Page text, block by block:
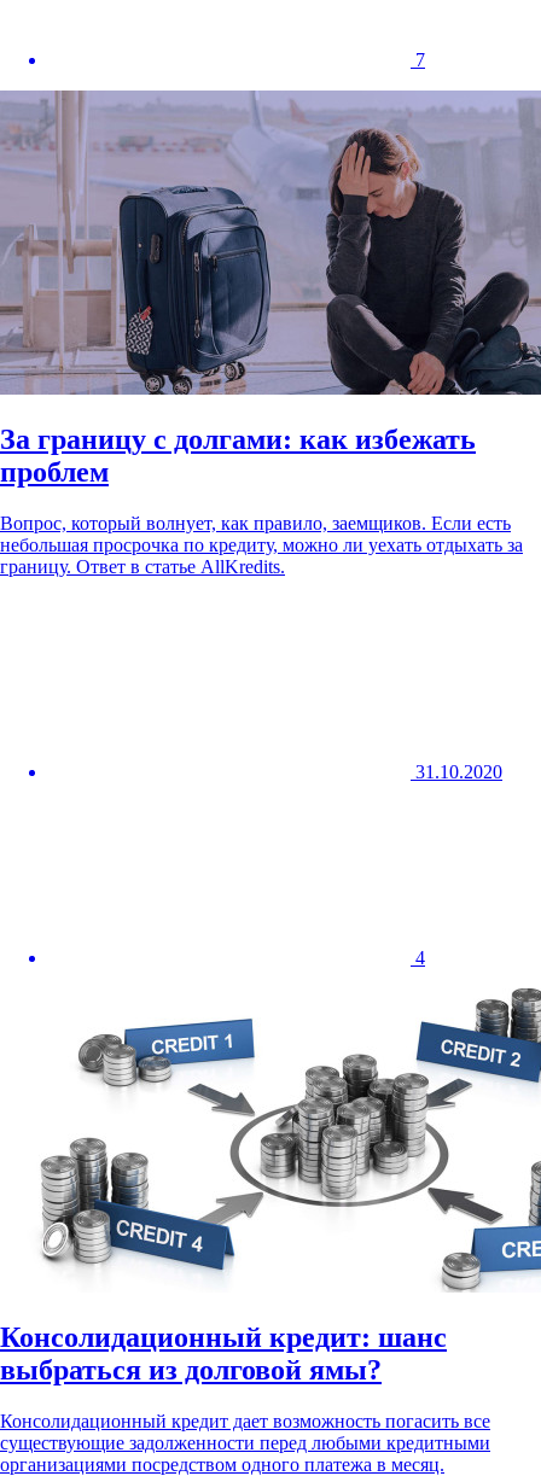
7
За границу с долгами: как избежать
проблем
Вопрос, который волнует, как правило, заемщиков. Если есть
небольшая просрочка по кредиту, можно ли уехать отдыхать за
границу. Ответ в статье AllKredits.
31.10.2020
4
Консолидационный кредит: шанс
выбраться из долговой ямы?
Консолидационный кредит дает возможность погасить все
существующие задолженности перед любыми кредитными
организациями посредством одного платежа в месяц.